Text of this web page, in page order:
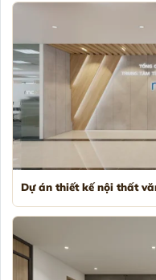
Dự án thiết kế nội thất